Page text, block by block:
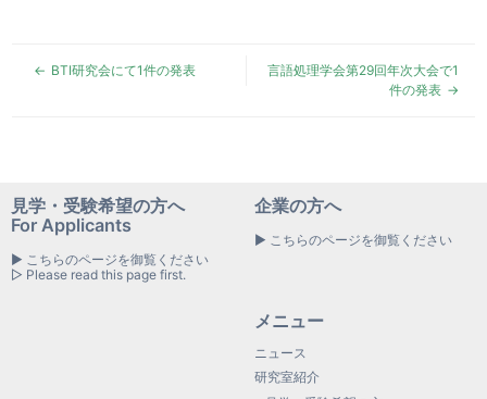
BTI研究会にて1件の発表
言語処理学会第29回年次大会で1
件の発表
見学・受験希望の方へ
For Applicants
▶ こちらのページを御覧ください
▷ Please read this page first.
企業の方へ
▶ こちらのページを御覧ください
メニュー
ニュース
研究室紹介